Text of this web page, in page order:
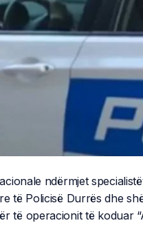
ndërmjet
të Policisë Durrës dhe
të operacionit të koduar